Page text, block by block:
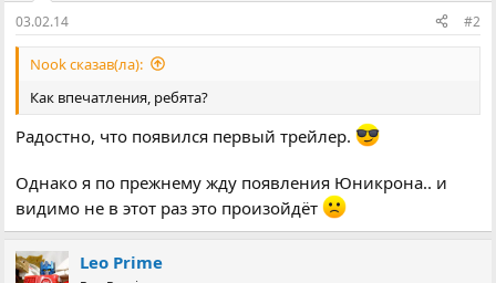
03.02.14 #2
Nook сказав(ла):
Как впечатления, ребята?
Радостно, что появился первый трейлер.
Однако я по прежнему жду появления Юникрона.. и
видимо не в этот раз это произойдёт
Leo Prime